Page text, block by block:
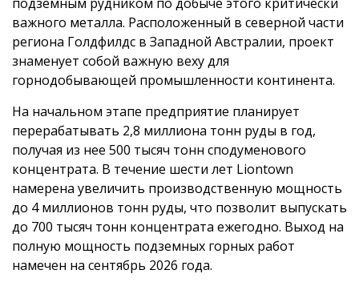
важного металла. Расположенный в северной части
региона Голдфилдс в Западной Австралии, проект
знаменует собой важную веху для
горнодобывающей промышленности континента.
На начальном этапе предприятие планирует
перерабатывать 2,8 миллиона тонн руды в год,
получая из нее 500 тысяч тонн сподуменового
концентрата. В течение шести лет Liontown
намерена увеличить производственную мощность
до 4 миллионов тонн руды, что позволит выпускать
до 700 тысяч тонн концентрата ежегодно. Выход на
полную мощность подземных горных работ
намечен на сентябрь 2026 года.